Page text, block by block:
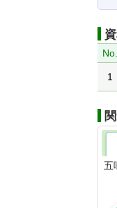
1
五